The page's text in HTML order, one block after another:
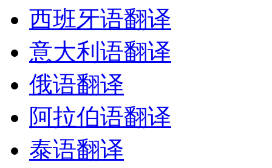
西班牙语翻译
意大利语翻译
俄语翻译
阿拉伯语翻译
泰语翻译